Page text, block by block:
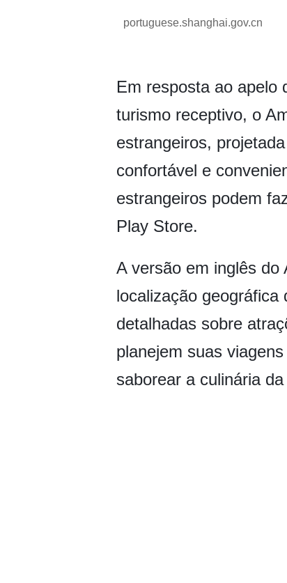
portuguese.shanghai.gov.cn
Em resposta ao apelo
turismo receptivo, o
estrangeiros,
confortável e
estrangeiros podem
Play Store.
A versão em inglês do
localização
detalhadas sobre
planejem suas
saborear a culinária